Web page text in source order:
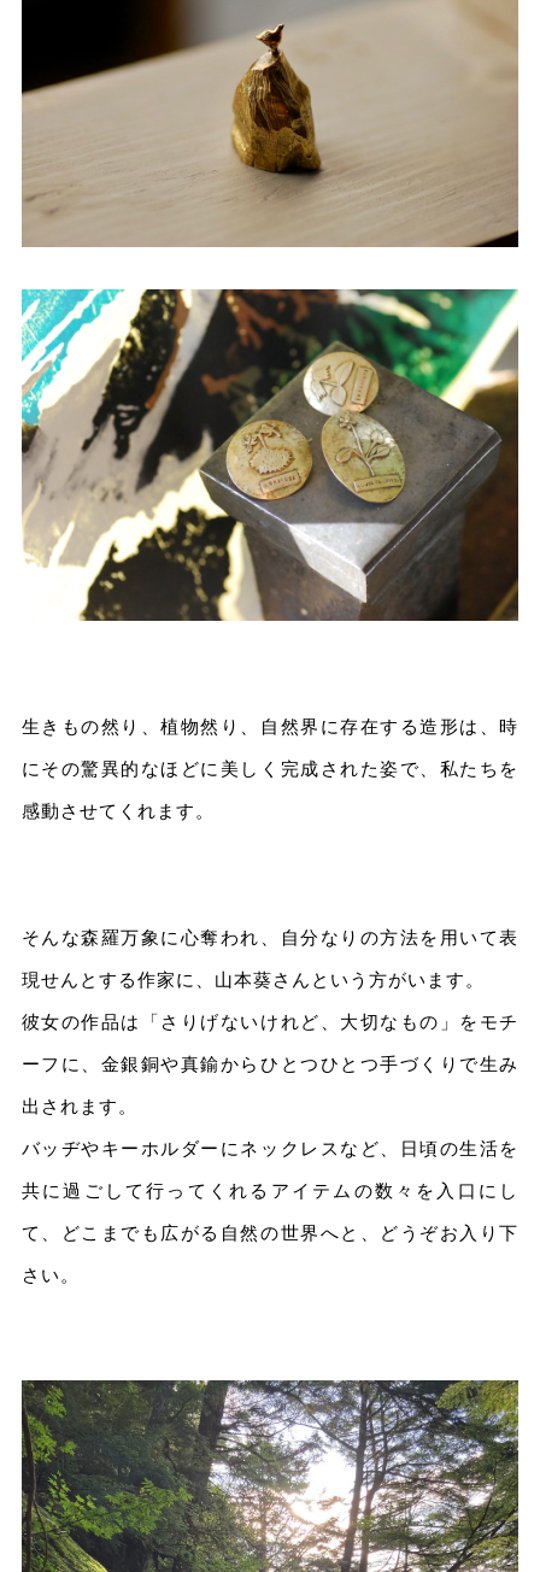
生きもの然り、植物然り、自然界に存在する造形は、時
にその驚異的なほどに美しく完成された姿で、私たちを
感動させてくれます。
そんな森羅万象に心奪われ、自分なりの方法を用いて表
現せんとする作家に、山本葵さんという方がいます。
彼女の作品は「さりげないけれど、大切なもの」をモチ
ーフに、金銀銅や真鍮からひとつひとつ手づくりで生み
出されます。
バッヂやキーホルダーにネックレスなど、日頃の生活を
共に過ごして行ってくれるアイテムの数々を入口にし
て、どこまでも広がる自然の世界へと、どうぞお入り下
さい。